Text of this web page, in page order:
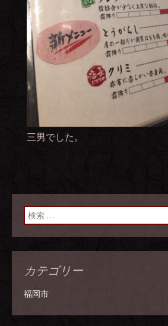
三男でした。
検索:
カテゴリー
福岡市